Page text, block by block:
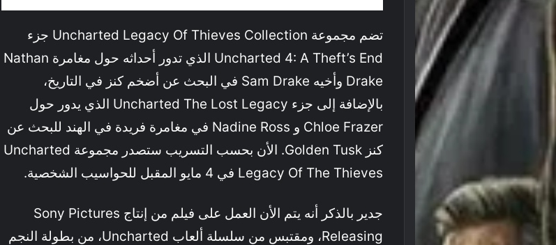
تضم مجموعة Uncharted Legacy Of Thieves Collection جزء
Uncharted 4: A Theft’s End الذي تدور أحداثه حول مغامرة Nathan
Drake وأخيه Sam Drake في البحث عن أضخم كنز في التاريخ،
بالإضافة إلى جزء Uncharted The Lost Legacy الذي يدور حول
Chloe Frazer و Nadine Ross في مغامرة فريدة في الهند للبحث عن
كنز Golden Tusk. الأن بحسب التسريب ستصدر مجموعة Uncharted
Legacy Of The Thieves في 4 مايو المقبل للحواسيب الشخصية.
جدير بالذكر أنه يتم الأن العمل على فيلم من إنتاج Sony Pictures
Releasing، ومقتبس من سلسلة ألعاب Uncharted، من بطولة النجم